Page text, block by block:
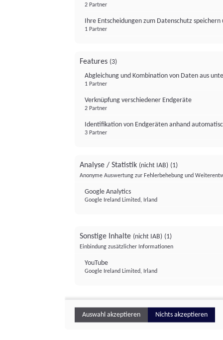
2 Partner
Ihre Entscheidungen zum Datenschutz
1 Partner
Features (3)
Abgleichung und Kombination von Daten aus
1 Partner
Verknüpfung verschiedener Endgeräte
2 Partner
Identifikation von Endgeräten anhand
3 Partner
Analyse / Statistik (nicht IAB) (1)
Anonyme Auswertung zur Fehlerbehebung und
Google Analytics
Google Ireland Limited, Irland
Sonstige Inhalte (nicht IAB) (1)
Einbindung zusätzlicher Informationen
YouTube
Google Ireland Limited, Irland
Auswahl akzeptieren Nichts akzeptieren